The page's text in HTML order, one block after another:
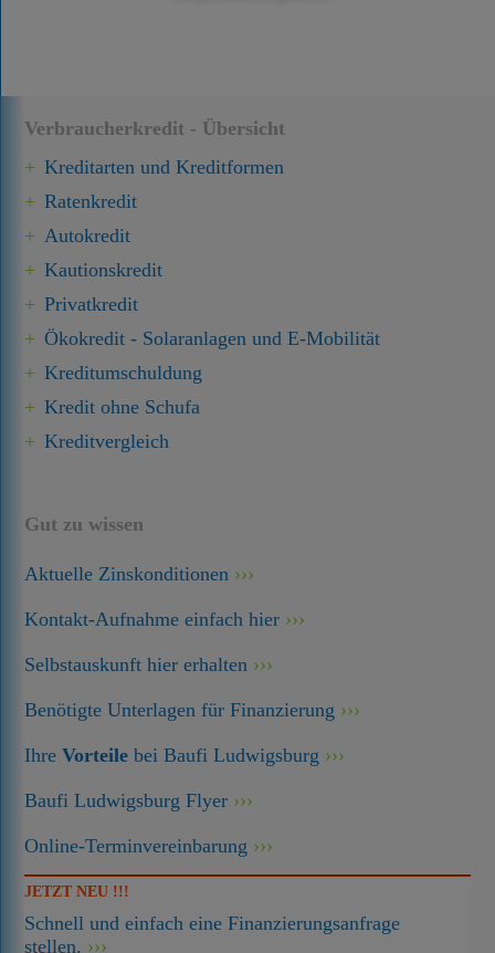
Verbraucherkredit - Übersicht
Kreditarten und Kreditformen
Ratenkredit
Autokredit
Kautionskredit
Privatkredit
Ökokredit - Solaranlagen und E-Mobilität
Kredit­umschuldung
Kredit ohne Schufa
Kreditvergleich
Gut zu wissen
Aktuelle Zinskonditionen
Kontakt-Aufnahme einfach hier
Selbstauskunft hier erhalten
Benötigte Unterlagen für Finanzierung
IhreVorteile bei Baufi Ludwigsburg
Baufi Ludwigsburg Flyer
Online-Terminvereinbarung
JETZT NEU !!!
Schnell und einfach eine Finanzierungsanfrage
stellen.